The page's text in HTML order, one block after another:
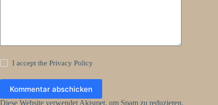
I accept thePrivacy Policy
Kommentar abschicken
Diese Website verwendet Akismet, um Spam zu reduzieren.